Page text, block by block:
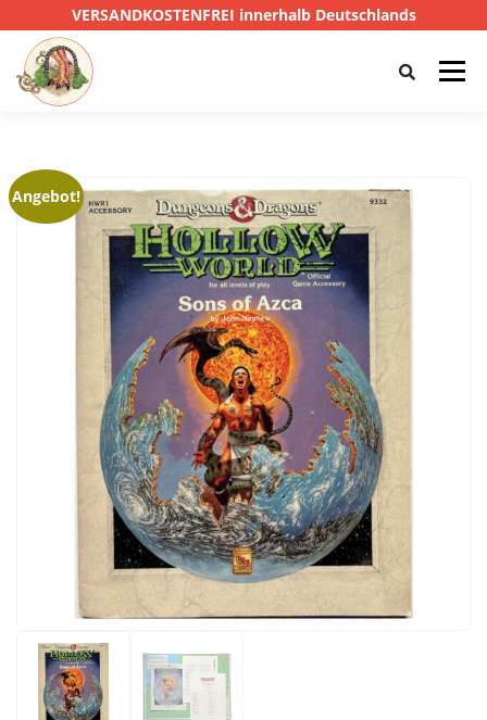
VERSANDKOSTENFREI innerhalb Deutschlands
Menü
DAS SCHWARZE AUGE D&D PRIVATE EYE
SONSTIGE 0,00 €
Angebot!